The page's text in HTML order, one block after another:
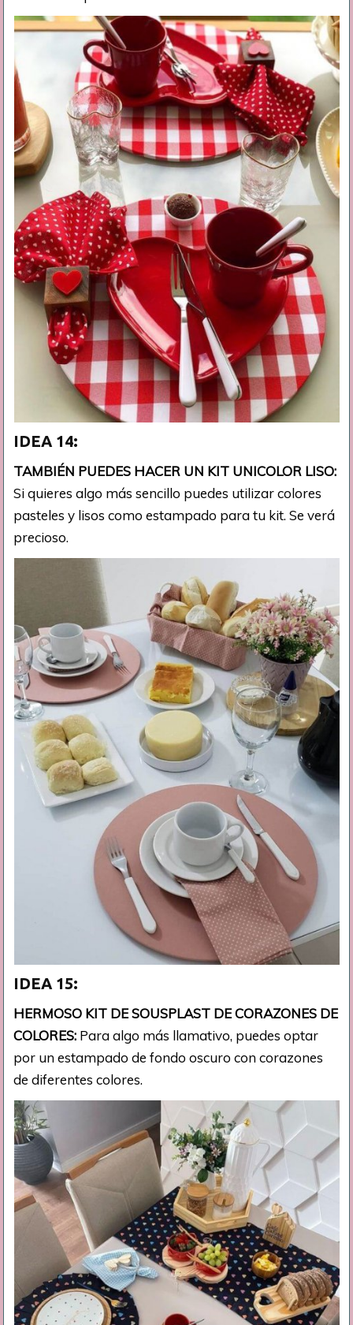
IDEA 14:
TAMBIÉN PUEDES HACER UN KIT UNICOLOR LISO:
Si quieres algo más sencillo puedes utilizar colores
pasteles y lisos como estampado para tu kit. Se verá
precioso.
IDEA 15:
HERMOSO KIT DE SOUSPLAST DE CORAZONES DE
COLORES: Para algo más llamativo, puedes optar
por un estampado de fondo oscuro con corazones
de diferentes colores.